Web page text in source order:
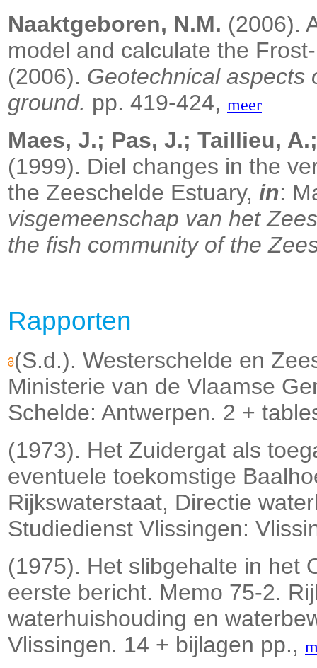
Naaktgeboren, N.M. (2006).
model and calculate the
(2006). Geotechnical aspects
ground. pp. 419-424, meer
Maes, J.; Pas, J.; Taillieu,
(1999). Diel changes in the
the Zeeschelde Estuary, in:
visgemeenschap van het
the fish community of the
Rapporten
(S.d.). Westerschelde en
Ministerie van de Vlaamse
Schelde: Antwerpen. 2 +
(1973). Het Zuidergat als
eventuele toekomstige
Rijkswaterstaat, Directie
Studiedienst Vlissingen:
(1975). Het slibgehalte in het
eerste bericht. Memo 75-2.
waterhuishouding en
Vlissingen. 14 + bijlagen pp.,